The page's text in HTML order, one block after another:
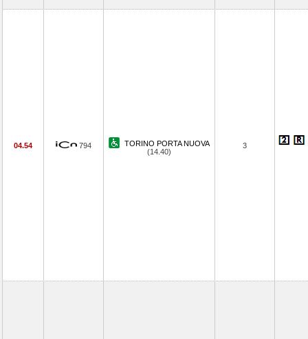
04.54 794
TORINO PORTA NUOVA
(14.40)
3